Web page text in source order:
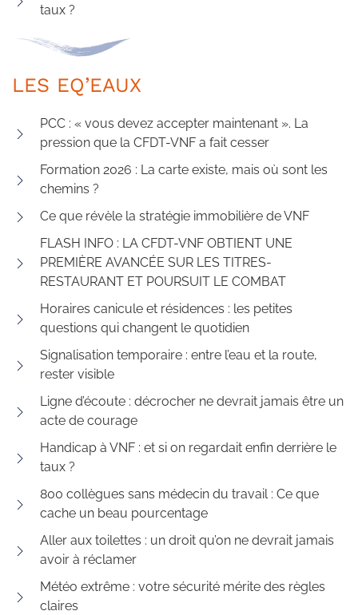
taux ?
LES EQ’EAUX
PCC : « vous devez accepter maintenant ». La
pression que la CFDT-VNF a fait cesser
Formation 2026 : La carte existe, mais où sont les
chemins ?
Ce que révèle la stratégie immobilière de VNF
FLASH INFO : LA CFDT-VNF OBTIENT UNE
PREMIÈRE AVANCÉE SUR LES TITRES-
RESTAURANT ET POURSUIT LE COMBAT
Horaires canicule et résidences : les petites
questions qui changent le quotidien
Signalisation temporaire : entre l’eau et la route,
rester visible
Ligne d’écoute : décrocher ne devrait jamais être un
acte de courage
Handicap à VNF : et si on regardait enfin derrière le
taux ?
800 collègues sans médecin du travail : Ce que
cache un beau pourcentage
Aller aux toilettes : un droit qu’on ne devrait jamais
avoir à réclamer
Météo extrême : votre sécurité mérite des règles
claires